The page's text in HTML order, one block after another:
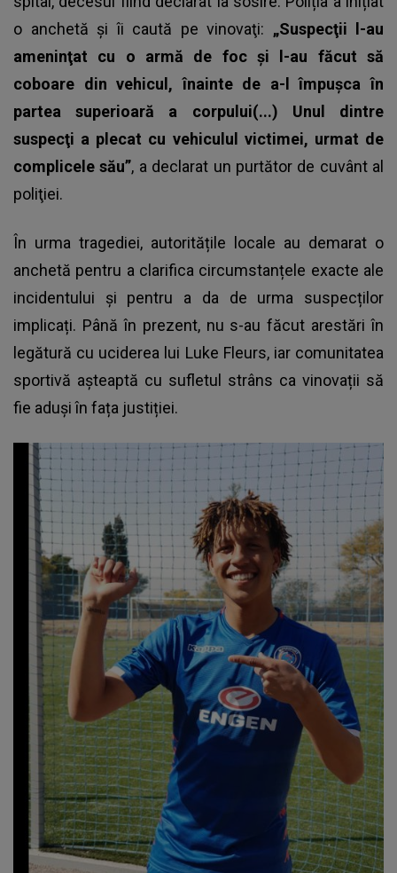
o anchetă şi îi caută pe vinovaţi: „Suspecţii l-au
ameninţat cu o armă de foc şi l-au făcut să
coboare din vehicul, înainte de a-l împuşca în
partea superioară a corpului(...) Unul dintre
suspecţi a plecat cu vehiculul victimei, urmat de
complicele său”, a declarat un purtător de cuvânt al
poliţiei.
În urma tragediei, autoritățile locale au demarat o
anchetă pentru a clarifica circumstanțele exacte ale
incidentului și pentru a da de urma suspecților
implicați. Până în prezent, nu s-au făcut arestări în
legătură cu uciderea lui Luke Fleurs, iar comunitatea
sportivă așteaptă cu sufletul strâns ca vinovații să
fie aduși în fața justiției.